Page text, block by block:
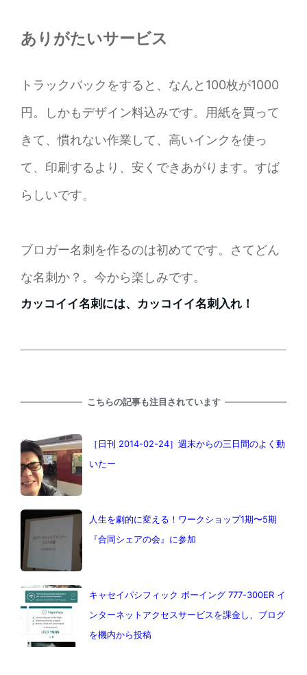
ありがたいサービス
トラックバックをすると、なんと100枚が1000
円。しかもデザイン料込みです。用紙を買って
きて、慣れない作業して、高いインクを使っ
て、印刷するより、安くできあがります。すば
らしいです。
ブロガー名刺を作るのは初めてです。さてどん
な名刺か？。今から楽しみです。
カッコイイ名刺には、カッコイイ名刺入れ！
こちらの記事も注目されています
［日刊 2014-02-24］週末からの三日間のよく動
いたー
人生を劇的に変える！ワークショップ1期〜5期
『合同シェアの会』に参加
キャセイパシフィック ボーイング 777-300ER イ
ンターネットアクセスサービスを課金し、ブログ
を機内から投稿